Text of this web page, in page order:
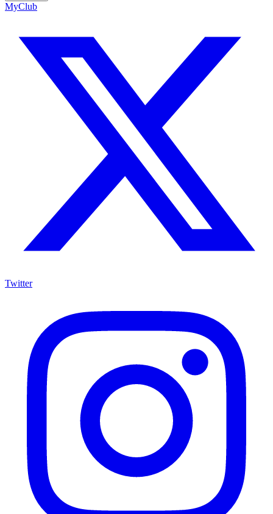
MyClub
Twitter